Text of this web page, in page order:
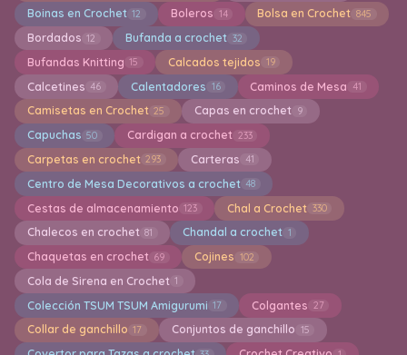
Boinas en Crochet 12 Boleros 14 Bolsa en Crochet 845
Bordados 12 Bufanda a crochet 32
Bufandas Knitting 15 Calcados tejidos 19
Calcetines 46 Calentadores 16 Caminos de Mesa 41
Camisetas en Crochet 25 Capas en crochet 9
Capuchas 50 Cardigan a crochet 233
Carpetas en crochet 293 Carteras 41
Centro de Mesa Decorativos a crochet 48
Cestas de almacenamiento 123 Chal a Crochet 330
Chalecos en crochet 81 Chandal a crochet 1
Chaquetas en crochet 69 Cojines 102
Cola de Sirena en Crochet 1
Colección TSUM TSUM Amigurumi 17 Colgantes 27
Collar de ganchillo 17 Conjuntos de ganchillo 15